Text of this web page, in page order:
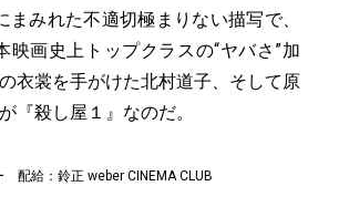
みれた不適切極まりない描写で、
画史上トップクラスの“ヤバさ”加
衣裳を手がけた北村道子、そして原
『殺し屋１』なのだ。
配給：鈴正 weber CINEMA CLUB